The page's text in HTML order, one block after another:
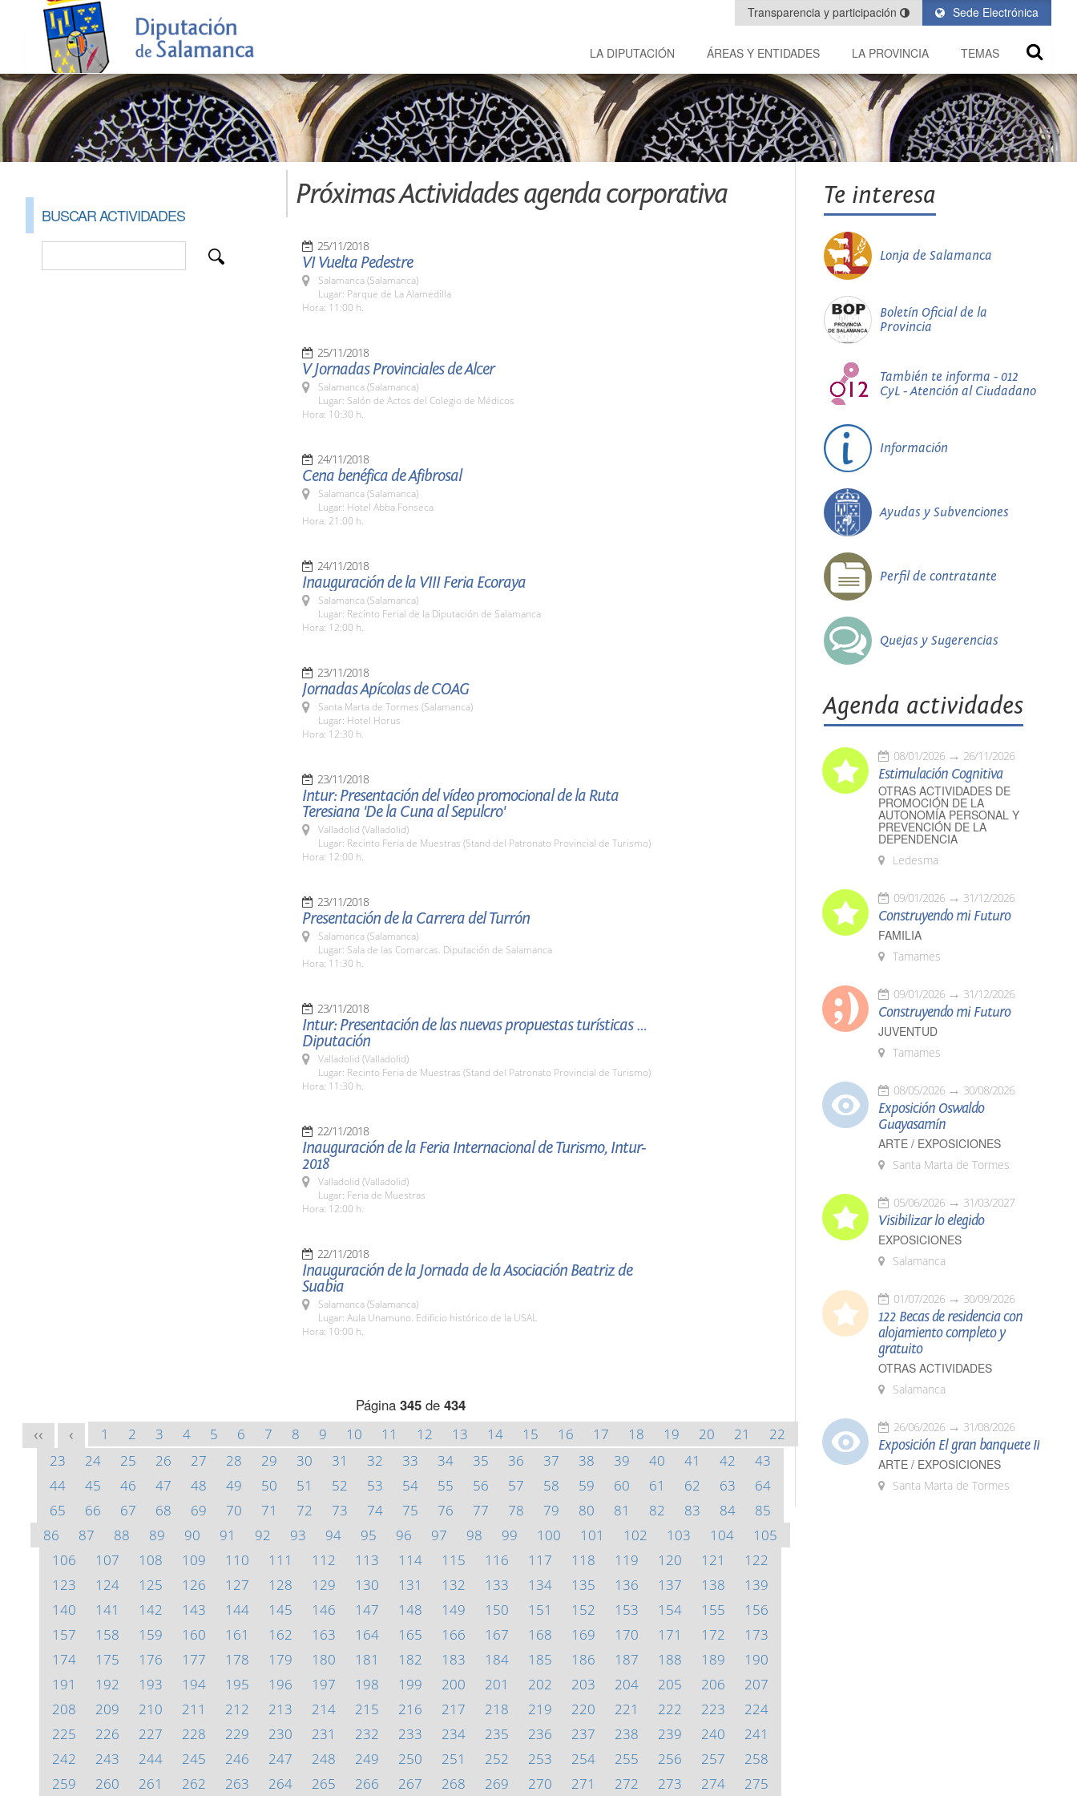
Sede Electrónica
Transparencia y participación
LA DIPUTACIÓN ÁREAS Y ENTIDADES LA PROVINCIA TEMAS
BUSCAR ACTIVIDADES
Próximas Actividades agenda corporativa
25/11/2018
VI Vuelta Pedestre
Salamanca (Salamanca)
Lugar: Parque de La Alamedilla
Hora: 11:00 h.
25/11/2018
V Jornadas Provinciales de Alcer
Salamanca (Salamanca)
Lugar: Salón de Actos del Colegio de Médicos
Hora: 10:30 h.
24/11/2018
Cena benéfica de Afibrosal
Salamanca (Salamanca)
Lugar: Hotel Abba Fonseca
Hora: 21:00 h.
24/11/2018
Inauguración de la VIII Feria Ecoraya
Salamanca (Salamanca)
Lugar: Recinto Ferial de la Diputación de Salamanca
Hora: 12:00 h.
23/11/2018
Jornadas Apícolas de COAG
Santa Marta de Tormes (Salamanca)
Lugar: Hotel Horus
Hora: 12:30 h.
23/11/2018
Intur: Presentación del vídeo promocional de la Ruta
Teresiana 'De la Cuna al Sepulcro'
Valladolid (Valladolid)
Lugar: Recinto Feria de Muestras (Stand del Patronato Provincial de Turismo)
Hora: 12:00 h.
23/11/2018
Presentación de la Carrera del Turrón
Salamanca (Salamanca)
Lugar: Sala de las Comarcas. Diputación de Salamanca
Hora: 11:30 h.
23/11/2018
Intur: Presentación de las nuevas propuestas turísticas de
Diputación
Valladolid (Valladolid)
Lugar: Recinto Feria de Muestras (Stand del Patronato Provincial de Turismo)
Hora: 11:30 h.
22/11/2018
Inauguración de la Feria Internacional de Turismo, Intur-
2018
Valladolid (Valladolid)
Lugar: Feria de Muestras
Hora: 12:00 h.
22/11/2018
Inauguración de la Jornada de la Asociación Beatriz de
Suabia
Salamanca (Salamanca)
Lugar: Aula Unamuno. Edificio histórico de la USAL
Hora: 10:00 h.
Página 345de 434
<< < 1 2 3 4 5 6 7 8 9 10 11 12 13 14 15 16 17 18 19 20 21
22
23
24 25 26 27 28 29 30 31 32 33 34 35 36 37 38 39 40 41 42
43
44
45 46 47 48 49 50 51 52 53 54 55 56 57 58 59 60 61 62 63
64
65
66 67 68 69 70 71 72 73 74 75 76 77 78 79 80 81 82 83 84
85
86
87 88 89 90 91 92 93 94 95 96 97 98 99 100 101 102 103 104
105
106
107 108 109 110 111 112 113 114 115 116 117 118 119 120 121
122
123
124 125 126 127 128 129 130 131 132 133 134 135 136 137 138
139
140
141 142 143 144 145 146 147 148 149 150 151 152 153 154 155
156
157
158 159 160 161 162 163 164 165 166 167 168 169 170 171 172
173
174
175 176 177 178 179 180 181 182 183 184 185 186 187 188 189
190
191
192 193 194 195 196 197 198 199 200 201 202 203 204 205 206
207
208
209 210 211 212 213 214 215 216 217 218 219 220 221 222 223
224
225
226 227 228 229 230 231 232 233 234 235 236 237 238 239 240
241
242
243 244 245 246 247 248 249 250 251 252 253 254 255 256 257
258
259
260 261 262 263 264 265 266 267 268 269 270 271 272 273 274 275
Te interesa
Lonja de Salamanca
Boletín Oficial de la
Provincia
También te informa - 012
CyL - Atención al Ciudadano
Información
Ayudas y Subvenciones
Perfil de contratante
Quejas y Sugerencias
Agenda actividades
08/01/2026 26/11/2026
Estimulación Cognitiva
OTRAS ACTIVIDADES DE
PROMOCIÓN DE LA
AUTONOMÍA PERSONAL Y
PREVENCIÓN DE LA
DEPENDENCIA
Ledesma
09/01/2026 31/12/2026
Construyendo mi Futuro
FAMILIA
Tamames
09/01/2026 31/12/2026
Construyendo mi Futuro
JUVENTUD
Tamames
08/05/2026 30/08/2026
Exposición Oswaldo
Guayasamín
ARTE / EXPOSICIONES
Santa Marta de Tormes
05/06/2026 31/03/2027
Visibilizar lo elegido
EXPOSICIONES
Salamanca
01/07/2026 30/09/2026
122 Becas de residencia con
alojamiento completo y
gratuito
OTRAS ACTIVIDADES
Salamanca
26/06/2026 31/08/2026
Exposición El gran banquete II
ARTE / EXPOSICIONES
Santa Marta de Tormes